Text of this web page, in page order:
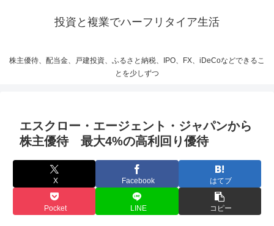
投資と複業でハーフリタイア生活
株主優待、配当金、戸建投資、ふるさと納税、IPO、FX、iDeCoなどできるこ
とを少しずつ
エスクロー・エージェント・ジャパンから
株主優待 最大4%の高利回り優待
X Facebook はてブ
Pocket LINE コピー